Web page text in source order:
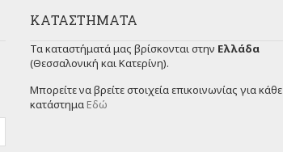
ΚΑΤΑΣΤΉΜΑΤΑ
Τα καταστήματά μας βρίσκονται στην Ελλάδα
(Θεσσαλονική και Κατερίνη).
Μπορείτε να βρείτε στοιχεία επικοινωνίας για κάθε
κατάστημα Εδώ